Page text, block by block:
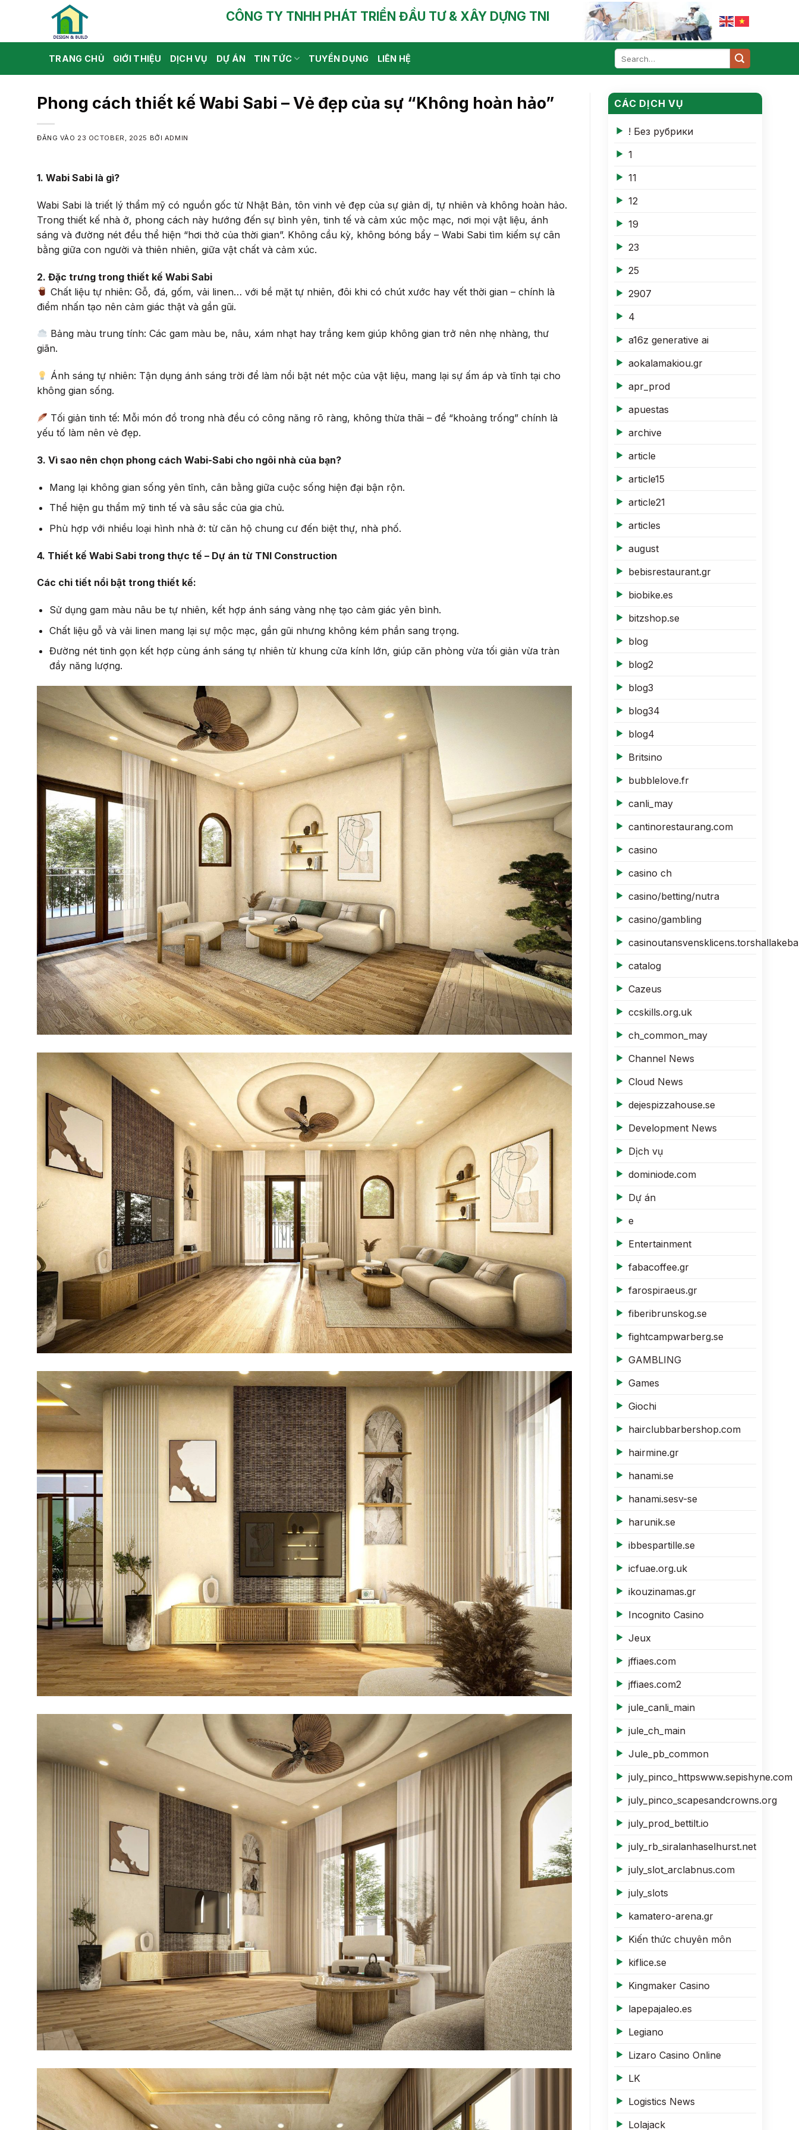
CÔNG TY TNHH PHÁT TRIỂN ĐẦU TƯ & XÂY DỰNG TNI
TRANG CHỦ GIỚI THIỆU DỊCH VỤ DỰ ÁN TIN TỨC TUYỂN DỤNG LIÊN HỆ
Phong cách thiết kế Wabi Sabi – Vẻ đẹp của sự “Không hoàn hảo”
ĐĂNG VÀO 23 OCTOBER, 2025 BỞI ADMIN
1. Wabi Sabi là gì?
Wabi Sabi là triết lý thẩm mỹ có nguồn gốc từ Nhật Bản, tôn vinh vẻ đẹp của sự giản dị, tự nhiên và không hoàn hảo.
Trong thiết kế nhà ở, phong cách này hướng đến sự bình yên, tinh tế và cảm xúc mộc mạc, nơi mọi vật liệu, ánh
sáng và đường nét đều thể hiện “hơi thở của thời gian”. Không cầu kỳ, không bóng bẩy – Wabi Sabi tìm kiếm sự cân
bằng giữa con người và thiên nhiên, giữa vật chất và cảm xúc.
2. Đặc trưng trong thiết kế Wabi Sabi
Chất liệu tự nhiên: Gỗ, đá, gốm, vải linen… với bề mặt tự nhiên, đôi khi có chút xước hay vết thời gian – chính là
điểm nhấn tạo nên cảm giác thật và gần gũi.
Bảng màu trung tính: Các gam màu be, nâu, xám nhạt hay trắng kem giúp không gian trở nên nhẹ nhàng, thư
giãn.
Ánh sáng tự nhiên: Tận dụng ánh sáng trời để làm nổi bật nét mộc của vật liệu, mang lại sự ấm áp và tĩnh tại cho
không gian sống.
Tối giản tinh tế: Mỗi món đồ trong nhà đều có công năng rõ ràng, không thừa thãi – để “khoảng trống” chính là
yếu tố làm nên vẻ đẹp.
3. Vì sao nên chọn phong cách Wabi-Sabi cho ngôi nhà của bạn?
Mang lại không gian sống yên tĩnh, cân bằng giữa cuộc sống hiện đại bận rộn.
Thể hiện gu thẩm mỹ tinh tế và sâu sắc của gia chủ.
Phù hợp với nhiều loại hình nhà ở: từ căn hộ chung cư đến biệt thự, nhà phố.
4. Thiết kế Wabi Sabi trong thực tế – Dự án từ TNI Construction
Các chi tiết nổi bật trong thiết kế:
Sử dụng gam màu nâu be tự nhiên, kết hợp ánh sáng vàng nhẹ tạo cảm giác yên bình.
Chất liệu gỗ và vải linen mang lại sự mộc mạc, gần gũi nhưng không kém phần sang trọng.
Đường nét tinh gọn kết hợp cùng ánh sáng tự nhiên từ khung cửa kính lớn, giúp căn phòng vừa tối giản vừa tràn
đầy năng lượng.
CÁC DỊCH VỤ
! Без рубрики
1
11
12
19
23
25
2907
4
a16z generative ai
aokalamakiou.gr
apr_prod
apuestas
archive
article
article15
article21
articles
august
bebisrestaurant.gr
biobike.es
bitzshop.se
blog
blog2
blog3
blog34
blog4
Britsino
bubblelove.fr
canli_may
cantinorestaurang.com
casino
casino ch
casino/betting/nutra
casino/gambling
catalog
Cazeus
ccskills.org.uk
ch_common_may
Channel News
Cloud News
dejespizzahouse.se
Development News
Dịch vụ
dominiode.com
Dự án
e
Entertainment
fabacoffee.gr
farospiraeus.gr
fiberibrunskog.se
fightcampwarberg.se
GAMBLING
Games
Giochi
hairclubbarbershop.com
hairmine.gr
hanami.se
hanami.sesv-se
harunik.se
ibbespartille.se
icfuae.org.uk
ikouzinamas.gr
Incognito Casino
Jeux
jffiaes.com
jffiaes.com2
jule_canli_main
jule_ch_main
Jule_pb_common
july_pinco_httpswww.sepishyne.com
july_pinco_scapesandcrowns.org
july_prod_bettilt.io
july_rb_siralanhaselhurst.net
july_slot_arclabnus.com
july_slots
kamatero-arena.gr
Kiến thức chuyên môn
kiflice.se
Kingmaker Casino
lapepajaleo.es
Legiano
Lizaro Casino Online
LK
Logistics News
Lolajack